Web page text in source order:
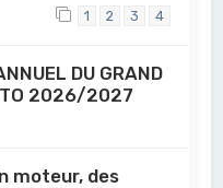
1 2 3 4
DU GRAND
2026/2027
moteur, des